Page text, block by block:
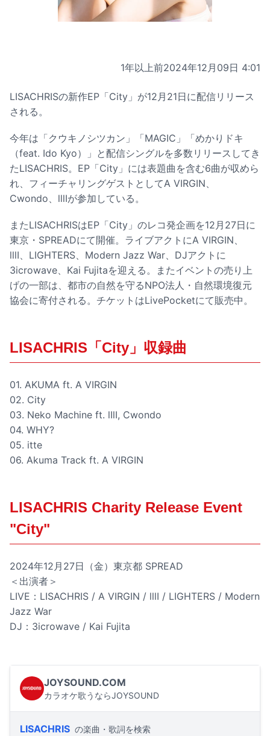
1年以上前2024年12月09日 4:01
LISACHRISの新作EP「City」が12月21日に配信リリース
される。
今年は「クウキノシツカン」「MAGIC」「めかりドキ
（feat. Ido Kyo）」と配信シングルを多数リリースしてき
たLISACHRIS。EP「City」には表題曲を含む6曲が収めら
れ、フィーチャリングゲストとしてA VIRGIN、
Cwondo、lllIが参加している。
またLISACHRISはEP「City」のレコ発企画を12月27日に
東京・SPREADにて開催。ライブアクトにA VIRGIN、
lllI、LIGHTERS、Modern Jazz War、DJアクトに
3icrowave、Kai Fujitaを迎える。またイベントの売り上
げの一部は、都市の自然を守るNPO法人・自然環境復元
協会に寄付される。チケットはLivePocketにて販売中。
LISACHRIS「City」収録曲
01. AKUMA ft. A VIRGIN
02. City
03. Neko Machine ft. lIlI, Cwondo
04. WHY?
05. itte
06. Akuma Track ft. A VIRGIN
LISACHRIS Charity Release Event
"City"
2024年12月27日（金）東京都 SPREAD
＜出演者＞
LIVE：LISACHRIS / A VIRGIN / lllI / LIGHTERS / Modern
Jazz War
DJ：3icrowave / Kai Fujita
JOYSOUND.COM
カラオケ歌うならJOYSOUND
LISACHRIS の楽曲・歌詞を検索